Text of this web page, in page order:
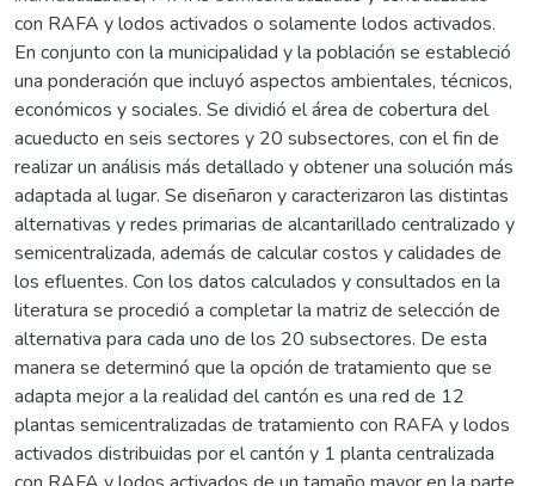
con RAFA y lodos activados o solamente lodos activados.
En conjunto con la municipalidad y la población se estableció
una ponderación que incluyó aspectos ambientales, técnicos,
económicos y sociales. Se dividió el área de cobertura del
acueducto en seis sectores y 20 subsectores, con el fin de
realizar un análisis más detallado y obtener una solución más
adaptada al lugar. Se diseñaron y caracterizaron las distintas
alternativas y redes primarias de alcantarillado centralizado y
semicentralizada, además de calcular costos y calidades de
los efluentes. Con los datos calculados y consultados en la
literatura se procedió a completar la matriz de selección de
alternativa para cada uno de los 20 subsectores. De esta
manera se determinó que la opción de tratamiento que se
adapta mejor a la realidad del cantón es una red de 12
plantas semicentralizadas de tratamiento con RAFA y lodos
activados distribuidas por el cantón y 1 planta centralizada